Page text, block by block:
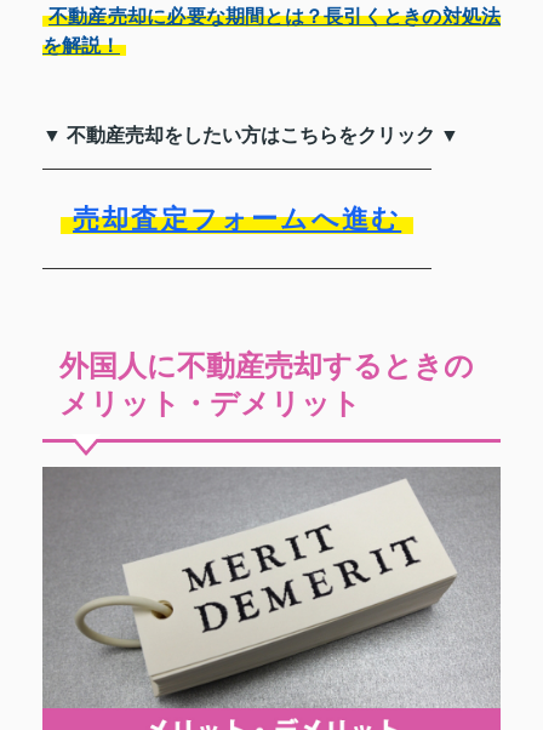
不動産売却に必要な期間とは？長引くときの対処法
を解説！
▼ 不動産売却をしたい方はこちらをクリック ▼
売却査定フォームへ進む
外国人に不動産売却するときの
メリット・デメリット